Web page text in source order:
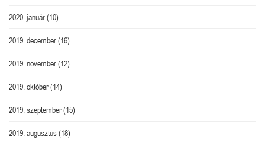
2020. január(10)
2019. december(16)
2019. november(12)
2019. október(14)
2019. szeptember(15)
2019. augusztus(18)